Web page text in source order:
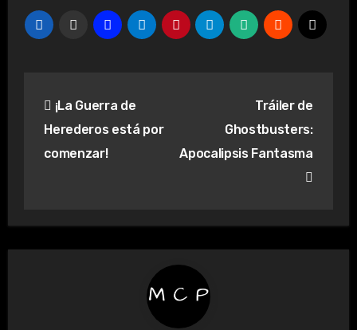
de
entradas
¡La Guerra de
Herederos está por
comenzar!
Tráiler de
Ghostbusters:
Apocalipsis Fantasma